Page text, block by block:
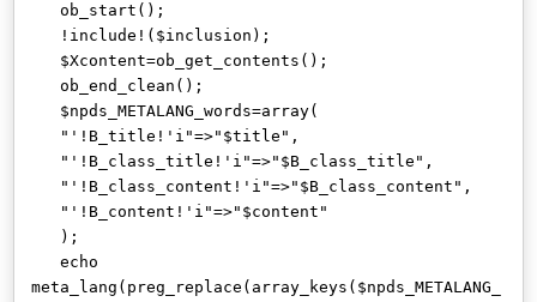
ob_start();
!include!($inclusion);
$Xcontent=ob_get_contents();
ob_end_clean();
$npds_METALANG_words=array(
"'!B_title!'i"=>"$title",
"'!B_class_title!'i"=>"$B_class_title",
"'!B_class_content!'i"=>"$B_class_content",
"'!B_content!'i"=>"$content"
);
echo
meta_lang(preg_replace(array_keys($npds_METALANG_